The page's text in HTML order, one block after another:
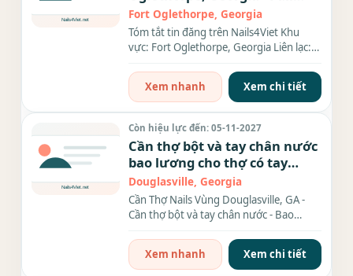
Time
Fort Oglethorpe, Georgia
Tóm tắt tin đăng trên Nails4Viet Khu
vực: Fort Oglethorpe, Georgia Liên lạc:
Xem nhanh
Xem chi tiết
Còn hiệu lực đến: 05-11-2027
Cần thợ bột và tay chân nước
bao lương cho thợ có tay
nghề có nhà cho thợ ở xa
tiệm đông khách, típ cao, đa
phần khách design nhiều,
Douglasville, Georgia
Cần Thợ Nails Vùng Douglasville, GA -
Cần thợ bột và tay chân nước - Bao
Xem nhanh
Xem chi tiết